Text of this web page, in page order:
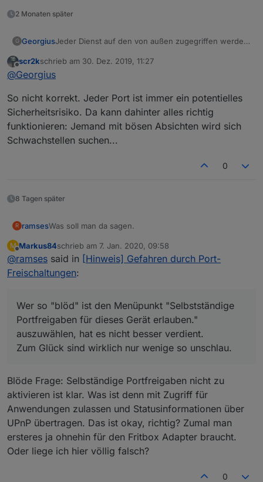
2 Monaten später
G GeorgiusJeder Dienst auf den von außen zugegriffen werden
Das ist an sich nichts böses, wenn dahinter alles
richtig funktioniert.
frei schaltet der ohne weitere Paßworteingabe
funktioniert ist das wenig intelligent.
Offline
scr2kschrieb am 30. Dez. 2019, 11:27
zuletzt editiert von
@Georgius
So nicht korrekt. Jeder Port ist immer ein potentielles
Sicherheitsrisiko. Da kann dahinter alles richtig
funktionieren: Jemand mit bösen Absichten wird sich
Schwachstellen suchen...
0
8 Tagen später
R ramsesWas soll man da sagen.
Wer so "blöd" ist den Menüpunkt "Selbstständige
Portfreigaben für dieses Gerät erlauben."
auszuwählen, hat es nicht besser verdient.
Zum Glück sind wirklich nur wenige so unschlau.
Ist ja nicht so als würde Iobroker mit dynamischen
Ports um sich schmeissen.
M Markus84schrieb am 7. Jan. 2020, 09:58
zuletzt editiert von
@ramses said in [Hinweis] Gefahren durch Port-
Freischaltungen:
Wer so "blöd" ist den Menüpunkt "Selbstständige
Portfreigaben für dieses Gerät erlauben."
auszuwählen, hat es nicht besser verdient.
Zum Glück sind wirklich nur wenige so unschlau.
Blöde Frage: Selbständige Portfreigaben nicht zu
aktivieren ist klar. Was ist denn mit Zugriff für
Anwendungen zulassen und Statusinformationen über
UPnP übertragen. Das ist okay, richtig? Zumal man
ersteres ja ohnehin für den Fritbox Adapter braucht.
Oder liege ich hier völlig falsch?
0